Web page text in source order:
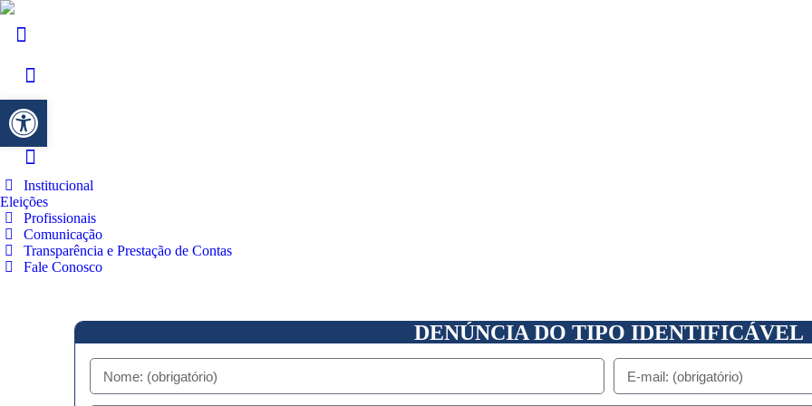
Barra de Ferramentas Aberta
Institucional
Eleições
Profissionais
Comunicação
Transparência e Prestação de Contas
Fale Conosco
DENÚNCIA DO TIPO IDENTIFICÁVEL